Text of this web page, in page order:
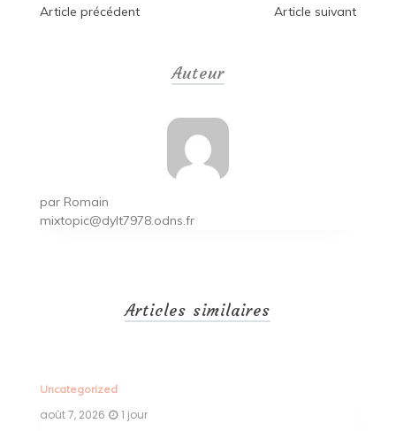
Navigation
Article précédent Article suivant
Auteur
par Romain
mixtopic@dylt7978.odns.fr
Articles similaires
Uncategorized
août 7, 2026 1 jour